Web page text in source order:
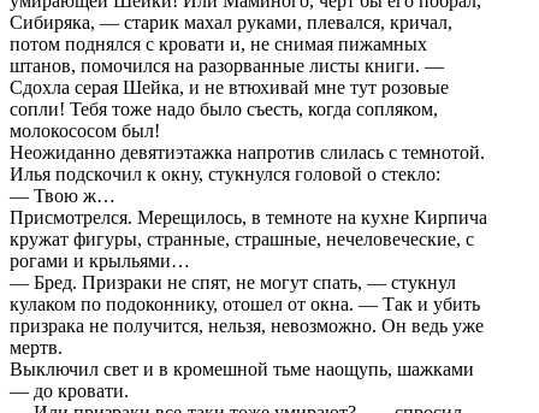
Сибиряка, — старик махал руками, плевался, кричал,
потом поднялся с кровати и, не снимая пижамных
штанов, помочился на разорванные листы книги. —
Сдохла серая Шейка, и не втюхивай мне тут розовые
сопли! Тебя тоже надо было съесть, когда сопляком,
молокососом был!
Неожиданно девятиэтажка напротив слилась с темнотой.
Илья подскочил к окну, стукнулся головой о стекло:
— Твою ж…
Присмотрелся. Мерещилось, в темноте на кухне Кирпича
кружат фигуры, странные, страшные, нечеловеческие, с
рогами и крыльями…
— Бред. Призраки не спят, не могут спать, — стукнул
кулаком по подоконнику, отошел от окна. — Так и убить
призрака не получится, нельзя, невозможно. Он ведь уже
мертв.
Выключил свет и в кромешной тьме наощупь, шажками
— до кровати.